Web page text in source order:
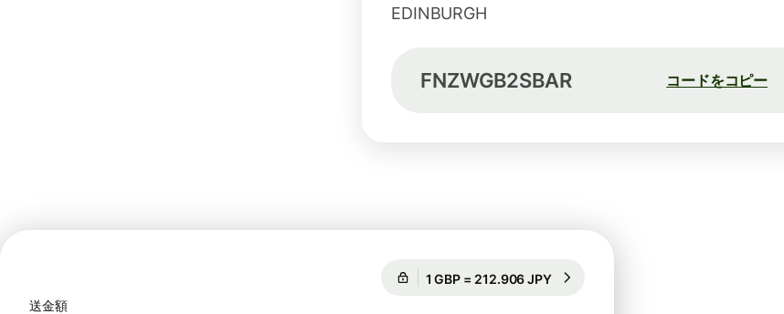
EDINBURGH
FNZWGB2SBAR コードをコピー
20時間のレート保証
送金額